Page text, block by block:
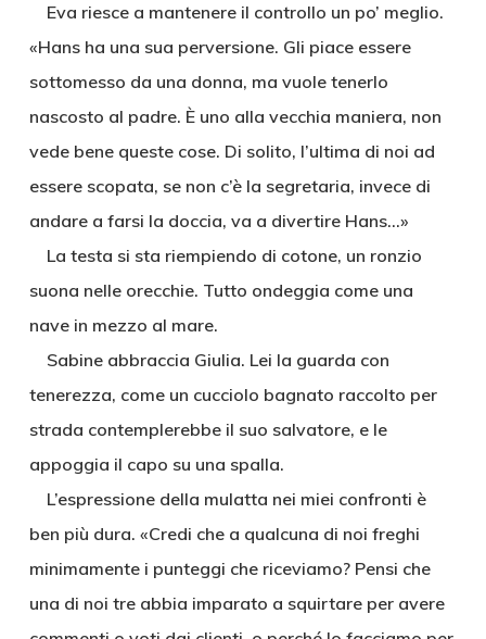
Eva riesce a mantenere il controllo un po’ meglio.
«Hans ha una sua perversione. Gli piace essere
sottomesso da una donna, ma vuole tenerlo
nascosto al padre. È uno alla vecchia maniera, non
vede bene queste cose. Di solito, l’ultima di noi ad
essere scopata, se non c’è la segretaria, invece di
andare a farsi la doccia, va a divertire Hans…»
La testa si sta riempiendo di cotone, un ronzio
suona nelle orecchie. Tutto ondeggia come una
nave in mezzo al mare.
Sabine abbraccia Giulia. Lei la guarda con
tenerezza, come un cucciolo bagnato raccolto per
strada contemplerebbe il suo salvatore, e le
appoggia il capo su una spalla.
L’espressione della mulatta nei miei confronti è
ben più dura. «Credi che a qualcuna di noi freghi
minimamente i punteggi che riceviamo? Pensi che
una di noi tre abbia imparato a squirtare per avere